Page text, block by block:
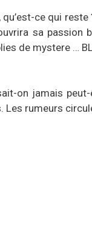
ce qui
sa passion
de mystere …
on jamais
Les rumeurs